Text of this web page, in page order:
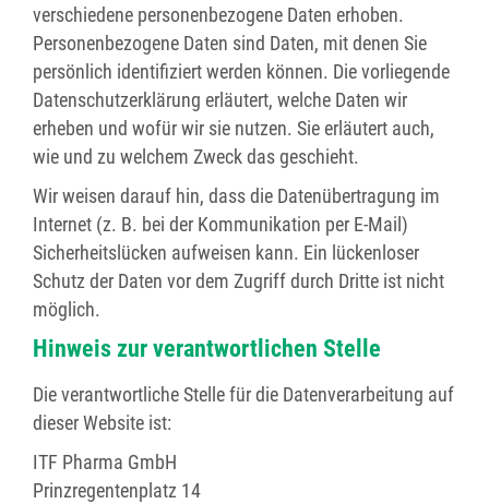
verschiedene personenbezogene Daten erhoben.
Personenbezogene Daten sind Daten, mit denen Sie
persönlich identifiziert werden können. Die vorliegende
Datenschutzerklärung erläutert, welche Daten wir
erheben und wofür wir sie nutzen. Sie erläutert auch,
wie und zu welchem Zweck das geschieht.
Wir weisen darauf hin, dass die Datenübertragung im
Internet (z. B. bei der Kommunikation per E-Mail)
Sicherheitslücken aufweisen kann. Ein lückenloser
Schutz der Daten vor dem Zugriff durch Dritte ist nicht
möglich.
Hinweis zur verantwortlichen Stelle
Die verantwortliche Stelle für die Datenverarbeitung auf
dieser Website ist:
ITF Pharma GmbH
Prinzregentenplatz 14